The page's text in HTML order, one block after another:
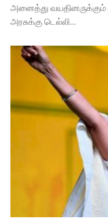
அனைத்து வயதினருக்கும்
அரசுக்கு டெல்லி...